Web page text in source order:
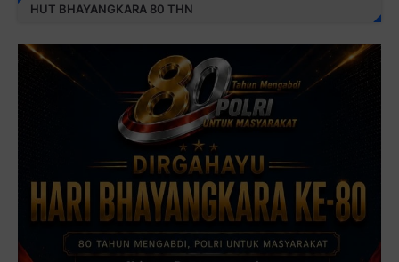
HUT BHAYANGKARA 80 THN